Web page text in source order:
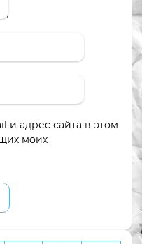
и адрес сайта в этом
моих